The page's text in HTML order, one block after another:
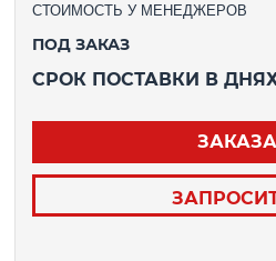
СТОИМОСТЬ У МЕНЕДЖЕРОВ
ПОД ЗАКАЗ
СРОК ПОСТАВКИ В